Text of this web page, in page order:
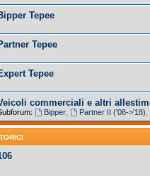
Tepee
Tepee
Tepee
commerciali e altri
Bipper, Partner II ('08->'18)